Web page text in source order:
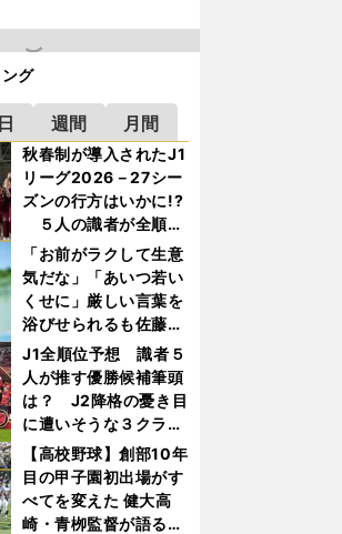
グ
週間 月間
秋春制が導入されたJ1
リーグ2026－27シー
ズンの行方はいかに!?
５人の識者が全順位
を大胆予想
「お前がラクして生意
気だな」「あいつ若い
くせに」厳しい言葉を
浴びせられるも佐藤慎
太郎が貫いた誇りとフ
ァンへの思い
J1全順位予想 識者５
人が推す優勝候補筆頭
は？ J2降格の憂き目
に遭いそうな３クラブ
とは？
【高校野球】創部10年
目の甲子園初出場がす
べてを変えた 健大高
崎・青栁監督が語る